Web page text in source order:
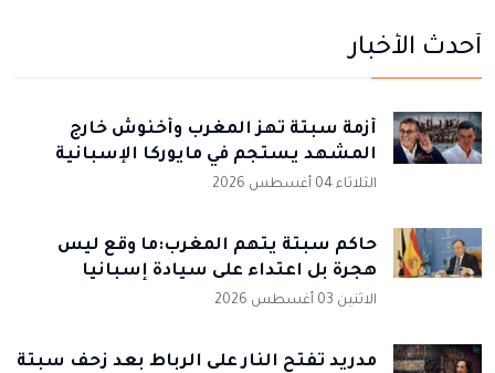
أحدث الأخبار
أزمة سبتة تهز المغرب وأخنوش خارج
المشهد يستجم في مايوركا الإسبانية
الثلاثاء 04 أغسطس 2026
حاكم سبتة يتهم المغرب:ما وقع ليس
هجرة بل اعتداء على سيادة إسبانيا
الاثنين 03 أغسطس 2026
مدريد تفتح النار على الرباط بعد زحف سبتة